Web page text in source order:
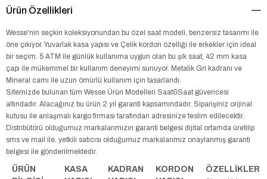
Ürün Özellikleri
Wesse'nin seçkin koleksiyonundan bu özel saat modeli, benzersiz tasarımı ile
öne çıkıyor. Yuvarlak kasa yapısı ve Çelik kordon özelliği ile erkekler için ideal
bir seçim. 5 ATM ile günlük kullanıma uygun olan bu şık saat, 42 mm kasa
çapı ile mükemmel bir kullanım deneyimi sunuyor. Metalik Gri kadranı ve
Mineral camı ile uzun ömürlü kullanım için tasarlandı.
Sitemizde bulunan tüm Wesse Ürün Modelleri Saat&Saat güvencesi
altındadır. Alacağınız bu ürün 2 yıl garanti kapsamındadır. Siparişiniz orijinal
kutusu ile anlaşmalı kargo firması tarafından adresinize teslim edilecektir.
Distribütörü olduğumuz markalarımızın garanti belgesi dijital ortamda üretilip
sms ve mail ile, yetkili satıcısı olduğumuz markalarımız onaylanmış garanti
belgesi ile gönderilmektedir.
ÜRÜN
KASA
KADRAN
KORDON
ÖZELLİKLER